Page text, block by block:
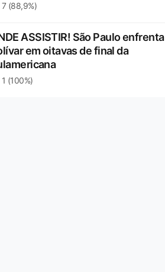
7 (88,9%)
ASSISTIR! São Paulo enfrenta
em oitavas de final da
1 (100%)